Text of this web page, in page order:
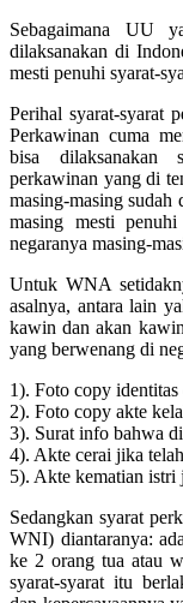
Sebagaimana UU
dilaksanakan di
mesti penuhi syarat-
Perihal syarat-syarat
Perkawinan cuma
bisa dilaksanakan
perkawinan yang di
masing-masing
masing mesti
negaranya masing-
Untuk WNA
asalnya, antara lain
kawin dan akan
yang berwenang di
1). Foto copy
2). Foto copy akte
3). Surat info bahwa
4). Akte cerai jika
5). Akte kematian
Sedangkan syarat
WNI) diantaranya:
ke 2 orang tua atau
syarat-syarat itu